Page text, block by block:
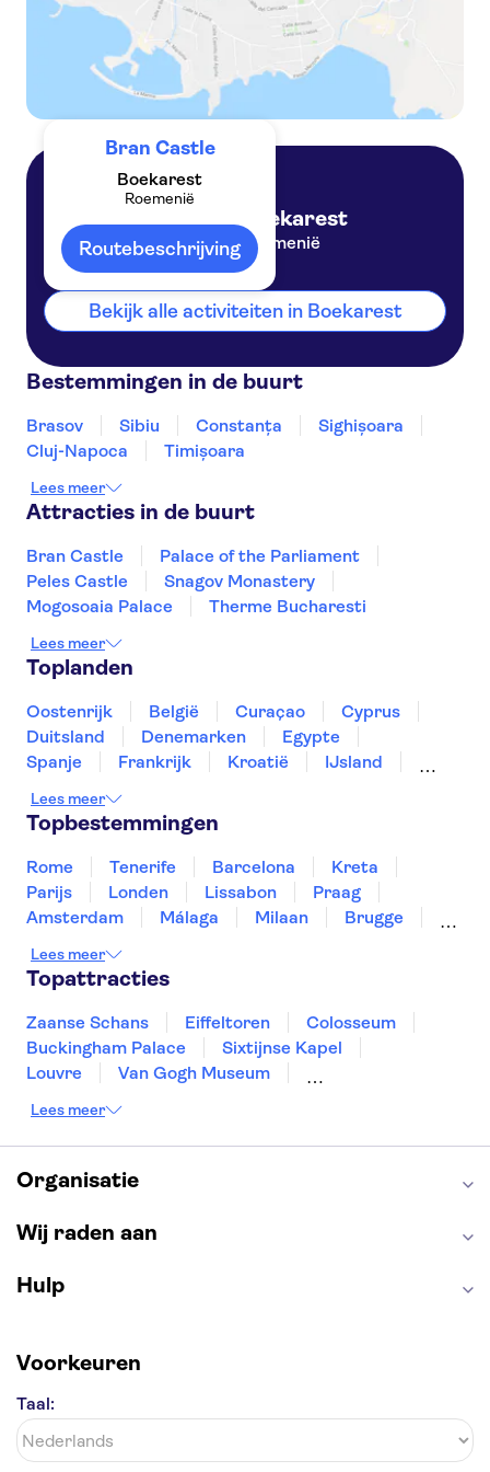
Bran Castle
Boekarest
Roemenië
Routebeschrijving
Boekarest
Roemenië
Bekijk alle activiteiten in Boekarest
Bestemmingen in de buurt
Brasov Sibiu Constanţa
Sighișoara
Cluj-Napoca
Timișoara
Lees meer
Attracties in de buurt
Bran Castle
Palace of the Parliament
Peles Castle
Snagov Monastery
Mogosoaia Palace
Therme Bucharesti
Lees meer
Toplanden
Oostenrijk België Curaçao
Cyprus
Duitsland
Denemarken
Egypte
Spanje
Frankrijk Kroatië
IJsland
Noorwegen
Portugal
Thailand
Tunesië
Lees meer
Topbestemmingen
Rome Tenerife Barcelona
Kreta
Parijs
Londen Lissabon
Praag
Amsterdam
Málaga Milaan
Brugge
Den Haag
Utrecht
Haarlem
Leiden
Lees meer
Topattracties
Zaanse Schans Eiffeltoren
Colosseum
Buckingham Palace
Sixtijnse Kapel
Louvre
Van Gogh Museum
Tower of London
Moulin Rouge
Keukenhof
ARTIS
Edinburgh Castle
Alhambra
Lees meer
Organisatie
Wij raden aan
Hulp
Voorkeuren
Taal: